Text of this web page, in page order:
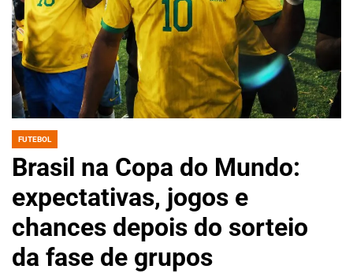
POSTED
FUTEBOL
Brasil na Copa do Mundo:
expectativas, jogos e
chances depois do sorteio
da fase de grupos